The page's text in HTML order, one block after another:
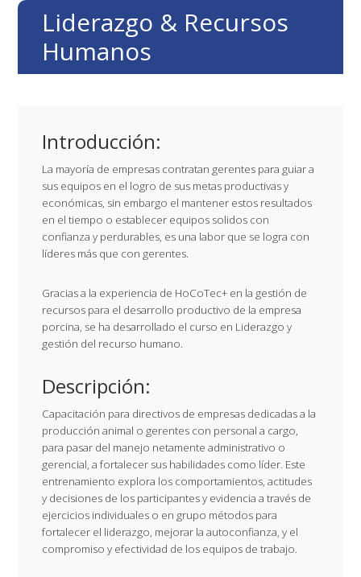
Saltar
navegación
Saltar
contenido
principal
Saltar
barra
Saltar
Liderazgo & Recursos
Humanos
Introducción:
La mayoría de empresas contratan gerentes para guiar a
sus equipos en el logro de sus metas productivas y
económicas, sin embargo el mantener estos resultados
en el tiempo o establecer equipos solidos con
confianza y perdurables, es una labor que se logra con
líderes más que con gerentes.
Gracias a la experiencia de HoCoTec+ en la gestión de
recursos para el desarrollo productivo de la empresa
porcina, se ha desarrollado el curso en Liderazgo y
gestión del recurso humano.
Descripción:
Capacitación para directivos de empresas dedicadas a la
producción animal o gerentes con personal a cargo,
para pasar del manejo netamente administrativo o
gerencial, a fortalecer sus habilidades como líder. Este
entrenamiento explora los comportamientos, actitudes
y decisiones de los participantes y evidencia a través de
ejercicios individuales o en grupo métodos para
fortalecer el liderazgo, mejorar la autoconfianza, y el
compromiso y efectividad de los equipos de trabajo.